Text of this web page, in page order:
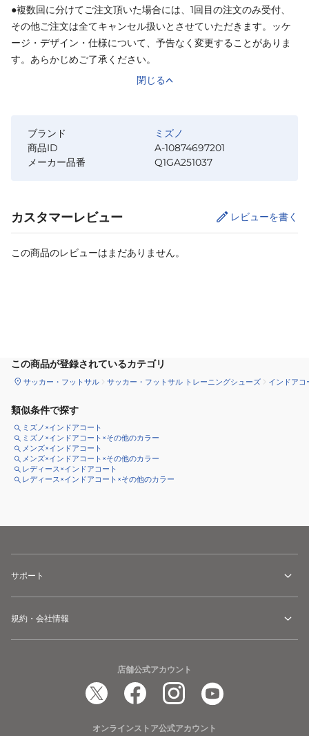
●複数回に分けてご注文頂いた場合には、1回目の注文のみ受付、
その他ご注文は全てキャンセル扱いとさせていただきます。ッケ
ージ・デザイン・仕様について、予告なく変更することがありま
す。あらかじめご了承ください。
閉じる
ブランド
ミズノ
商品ID
A-10874697201
メーカー品番
Q1GA251037
カスタマーレビュー レビューを書く
この商品のレビューはまだありません。
この商品が登録されているカテゴリ
サッカー・フットサル サッカー・フットサル トレーニングシューズ インドアコ
類似条件で探す
ミズノ×インドアコート
ミズノ×インドアコート×その他のカラー
メンズ×インドアコート
メンズ×インドアコート×その他のカラー
レディース×インドアコート
レディース×インドアコート×その他のカラー
サポート
規約・会社情報
店舗公式アカウント
オンラインストア公式アカウント